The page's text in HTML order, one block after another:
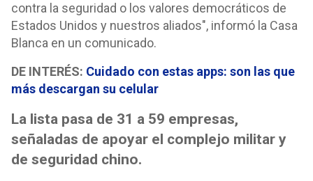
contra la seguridad o los valores democráticos de
Estados Unidos y nuestros aliados", informó la Casa
Blanca en un comunicado.
DE INTERÉS: Cuidado con estas apps: son las que
más descargan su celular
La lista pasa de 31 a 59 empresas,
señaladas de apoyar el complejo militar y
de seguridad chino.